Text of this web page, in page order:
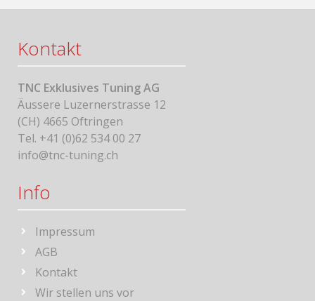
Kontakt
TNC Exklusives Tuning AG
Äussere Luzernerstrasse 12
(CH) 4665 Oftringen
Tel. +41 (0)62 534 00 27
info@tnc-tuning.ch
Info
Impressum
AGB
Kontakt
Wir stellen uns vor